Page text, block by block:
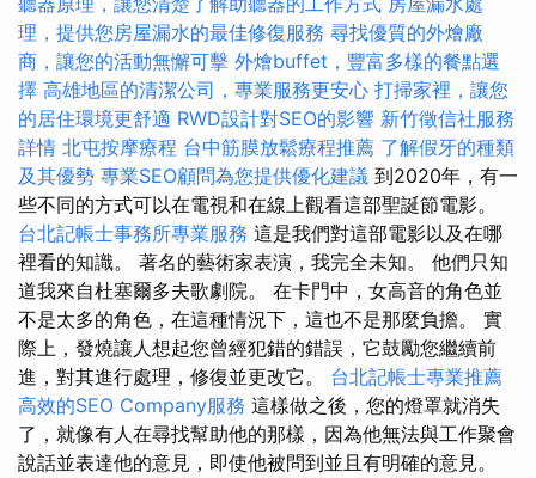
理，提供您房屋漏水的最佳修復服務 尋找優質的外燴廠
商，讓您的活動無懈可擊 外燴buffet，豐富多樣的餐點選
擇 高雄地區的清潔公司，專業服務更安心 打掃家裡，讓您
的居住環境更舒適 RWD設計對SEO的影響 新竹徵信社服務
詳情 北屯按摩療程 台中筋膜放鬆療程推薦 了解假牙的種類
及其優勢 專業SEO顧問為您提供優化建議 到2020年，有一
些不同的方式可以在電視和在線上觀看這部聖誕節電影。
台北記帳士事務所專業服務 這是我們對這部電影以及在哪
裡看的知識。 著名的藝術家表演，我完全未知。 他們只知
道我來自杜塞爾多夫歌劇院。 在卡門中，女高音的角色並
不是太多的角色，在這種情況下，這也不是那麼負擔。 實
際上，發燒讓人想起您曾經犯錯的錯誤，它鼓勵您繼續前
進，對其進行處理，修復並更改它。 台北記帳士專業推薦
高效的SEO Company服務 這樣做之後，您的燈罩就消失
了，就像有人在尋找幫助他的那樣，因為他無法與工作聚會
說話並表達他的意見，即使他被問到並且有明確的意見。